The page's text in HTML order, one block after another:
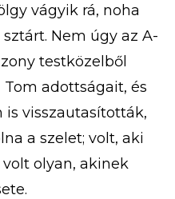
vágyik rá, noha
Nem úgy az A-
testközelből
adottságait, és
visszautasították,
a szelet; volt, aki
olyan, akinek